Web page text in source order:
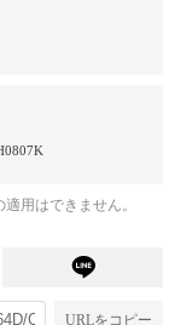
用はできません。
URLをコピー